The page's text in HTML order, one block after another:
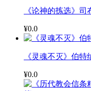
《论神的拣选》
¥0.0
《灵魂不灭》伯
¥0.0